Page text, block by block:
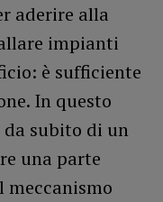
aderire alla
impianti
è sufficiente
In questo
da subito di un
una parte